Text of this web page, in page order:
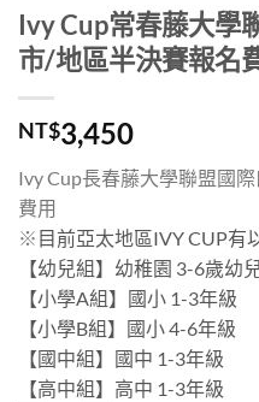
Ivy Cup常春藤大學
市/地區半決賽報名
NT$3,450
Ivy Cup長春藤大學聯盟國
費用
※ 目前亞太地區IVY CUP有
【幼兒組】幼稚園 3-6歲幼
【小學A組】國小 1-3年級
【小學B組】國小 4-6年級
【國中組】國中 1-3年級
【高中組】高中 1-3年級